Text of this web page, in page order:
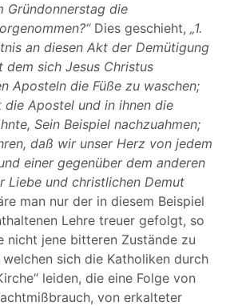
Gründonnerstag die
Dies geschieht, „1.
an diesen Akt der Demütigung
dem sich Jesus Christus
Aposteln die Füße zu waschen;
die Apostel und in ihnen die
Sein Beispiel nachzuahmen;
daß wir unser Herz von jedem
einer gegenüber dem anderen
Liebe und christlichen Demut
man nur der in diesem Beispiel
Lehre treuer gefolgt, so
nicht jene bitteren Zustände zu
sich die Katholiken durch
leiden, die eine Folge von
von erkalteter